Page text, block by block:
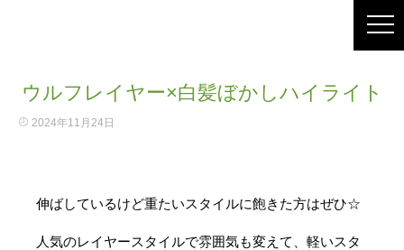
ウルフレイヤー×白髪ぼかしハイライト
2024年11月24日
伸ばしているけど重たいスタイルに飽きた方はぜひ☆
人気のレイヤースタイルで雰囲気も変えて、軽いスタ